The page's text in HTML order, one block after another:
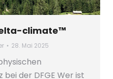
climate™
28. Mai 2025
bei der DFGE Wer ist